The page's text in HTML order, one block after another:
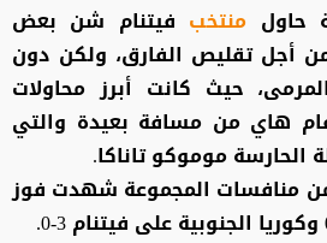
حاول منتخب فيتنام شن بعض
أجل تقليص الفارق، ولكن دون
حيث كانت أبرز محاولات
هاي من مسافة بعيدة والتي
موموكو تاناكا.
من منافسات المجموعة شهدت فوز